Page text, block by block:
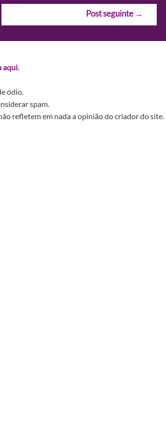
Post seguinte →
aqui.
ódio.
spam.
refletem em nada a opinião do criador do site.